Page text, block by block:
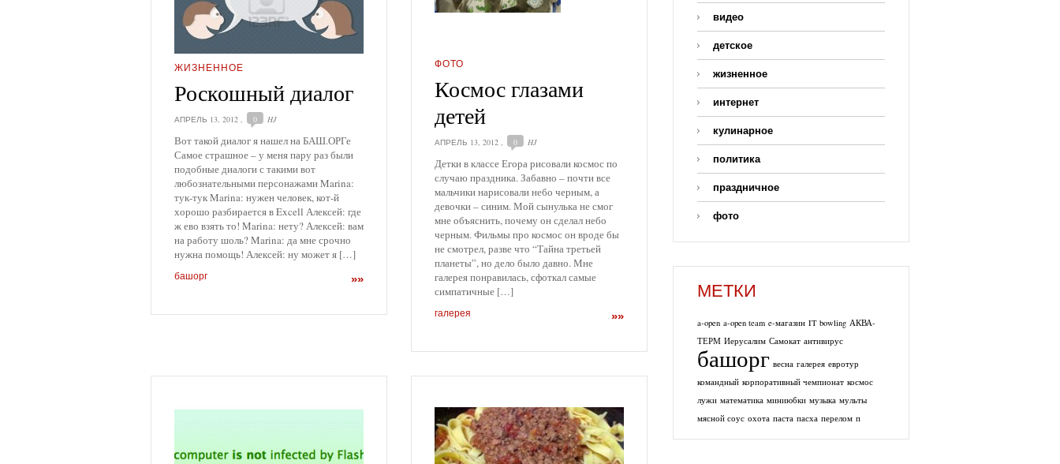
ЖИЗНЕННОЕ
Роскошный диалог
АПРЕЛЬ 13, 2012 , 0 HJ
Вот такой диалог я нашел на БАШ.ОРГе
Самое страшное – у меня пару раз были
подобные диалоги с такими вот
любознательными персонажами Marina:
тук-тук Marina: нужен человек, кот-й
хорошо разбирается в Excell Алексей: где
ж ево взять то! Marina: нету? Алексей: вам
на работу шоль? Marina: да мне срочно
нужна помощь! Алексей: ну может я […]
»»
башорг
ФОТО
Космос глазами
детей
АПРЕЛЬ 13, 2012 , 0 HJ
Детки в классе Егора рисовали космос по
случаю праздника. Забавно – почти все
мальчики нарисовали небо черным, а
девочки – синим. Мой сынулька не смог
мне объяснить, почему он сделал небо
черным. Фильмы про космос он вроде бы
не смотрел, разве что “Тайна третьей
планеты”, но дело было давно. Мне
галерея понравилась, сфоткал самые
симпатичные […]
»»
галерея
видео
детское
жизненное
интернет
кулинарное
политика
праздничное
фото
МЕТКИ
a-open a-open team e-магазин IT bowling АКВА-
ТЕРМ Иерусалим Самокат антивирус
башорг весна галерея евротур
командный корпоративный чемпионат космос
лужи математика миниюбки музыка мульты
мясной соус охота паста пасха перелом п